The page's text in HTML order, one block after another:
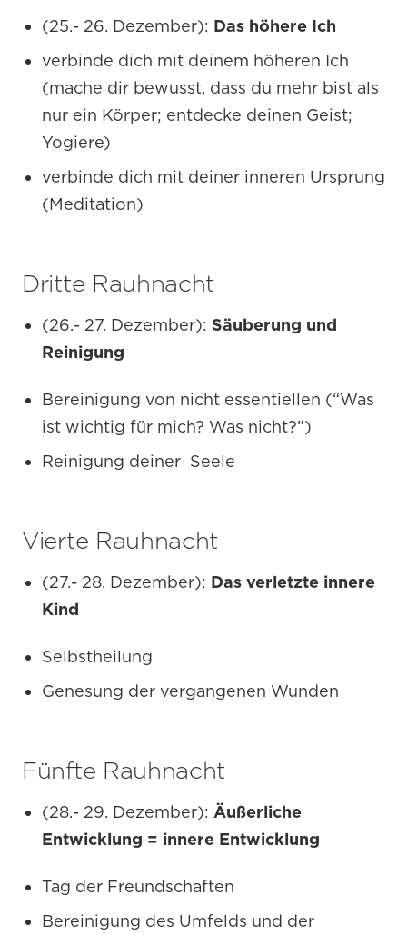
(25.- 26. Dezember): Das höhere Ich
verbinde dich mit deinem höheren Ich
(mache dir bewusst, dass du mehr bist als
nur ein Körper; entdecke deinen Geist;
Yogiere)
verbinde dich mit deiner inneren Ursprung
(Meditation)
Dritte Rauhnacht
(26.- 27. Dezember): Säuberung und
Reinigung
Bereinigung von nicht essentiellen (“Was
ist wichtig für mich? Was nicht?”)
Reinigung deiner Seele
Vierte Rauhnacht
(27.- 28. Dezember): Das verletzte innere
Kind
Selbstheilung
Genesung der vergangenen Wunden
Fünfte Rauhnacht
(28.- 29. Dezember): Äußerliche
Entwicklung = innere Entwicklung
Tag der Freundschaften
Bereinigung des Umfelds und der